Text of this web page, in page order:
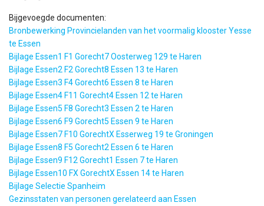
Bijgevoegde documenten:
Bronbewerking Provincielanden van het voormalig klooster Yesse
te Essen
Bijlage Essen1 F1 Gorecht7 Oosterweg 129 te Haren
Bijlage Essen2 F2 Gorecht8 Essen 13 te Haren
Bijlage Essen3 F4 Gorecht6 Essen 8 te Haren
Bijlage Essen4 F11 Gorecht4 Essen 12 te Haren
Bijlage Essen5 F8 Gorecht3 Essen 2 te Haren
Bijlage Essen6 F9 Gorecht5 Essen 9 te Haren
Bijlage Essen7 F10 GorechtX Esserweg 19 te Groningen
Bijlage Essen8 F5 Gorecht2 Essen 6 te Haren
Bijlage Essen9 F12 Gorecht1 Essen 7 te Haren
Bijlage Essen10 FX GorechtX Essen 14 te Haren
Bijlage Selectie Spanheim
Gezinsstaten van personen gerelateerd aan Essen